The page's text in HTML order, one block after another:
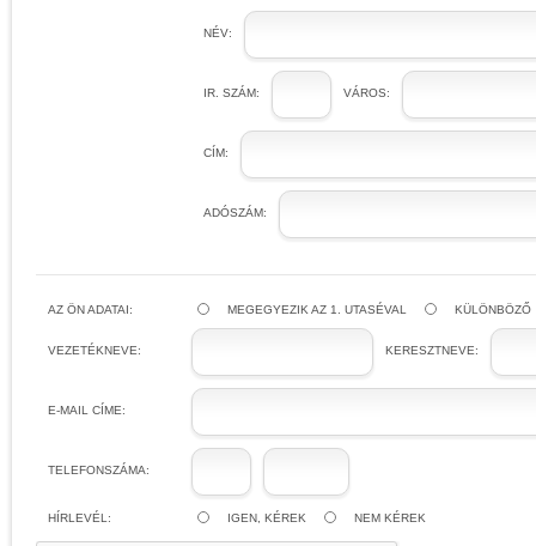
NÉV:
IR. SZÁM: VÁROS:
CÍM:
ADÓSZÁM:
AZ ÖN ADATAI: MEGEGYEZIK AZ 1. UTASÉVAL KÜLÖNBÖZŐ
VEZETÉKNEVE: KERESZTNEVE:
E-MAIL CÍME:
TELEFONSZÁMA:
HÍRLEVÉL: IGEN, KÉREK NEM KÉREK